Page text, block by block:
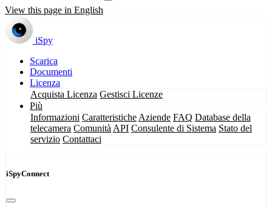
View this page in English
iSpy
Scarica
Documenti
Licenza
Acquista Licenza Gestisci Licenze
Più
Informazioni Caratteristiche Aziende FAQ Database della
telecamera Comunità API Consulente di Sistema Stato del
servizio Contattaci
iSpyConnect